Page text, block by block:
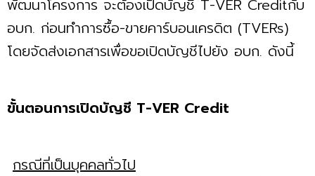
พัฒนาโครงการ จะต้องเปิดบัญชี T-VER Creditกับ
อบก. ก่อนทำการซื้อ-ขายคาร์บอนเครดิต (TVERs)
โดยจัดส่งเอกสารเพื่อขอเปิดบัญชีไปยัง อบก. ดังนี้
ขั้นตอนการเปิดบัญชี T-VER Credit
กรณีที่เป็นบุคคลทั่วไป